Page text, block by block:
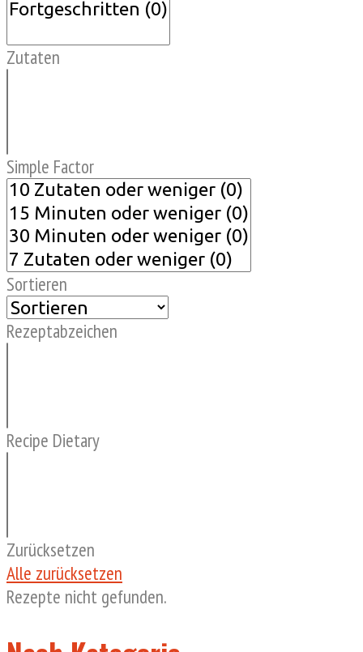
Zutaten
Simple Factor
Sortieren
Rezeptabzeichen
Recipe Dietary
Zurücksetzen
Alle zurücksetzen
Rezepte nicht gefunden.